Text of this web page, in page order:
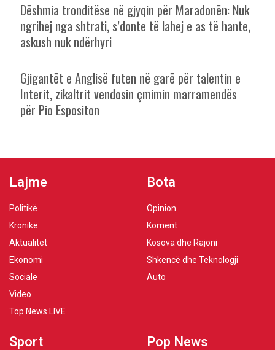
Dëshmia tronditëse në gjyqin për Maradonën: Nuk
ngrihej nga shtrati, s’donte të lahej e as të hante,
askush nuk ndërhyri
Gjigantët e Anglisë futen në garë për talentin e
Interit, zikaltrit vendosin çmimin marramendës
për Pio Espositon
Lajme
Politikë
Kronikë
Aktualitet
Ekonomi
Sociale
Video
Top News LIVE
Bota
Opinion
Koment
Kosova dhe Rajoni
Shkencë dhe Teknologji
Auto
Sport Pop News